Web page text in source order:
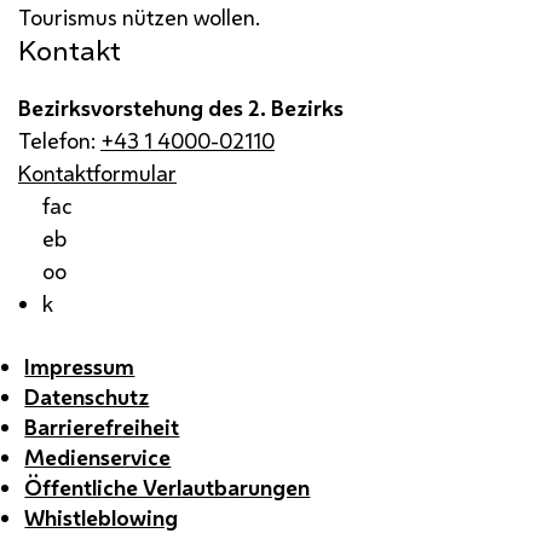
Tourismus nützen wollen.
Kontakt
Bezirksvorstehung des 2. Bezirks
Telefon: +43 1 4000-02110
Kontaktformular
fac
eb
oo
k
Impressum
Datenschutz
Barrierefreiheit
Medienservice
Öffentliche Verlautbarungen
Whistleblowing